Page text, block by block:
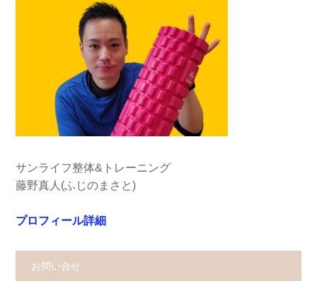
サンライフ整体&トレーニング
藤野真人(ふじのまさと)
プロフィール詳細
お問い合せ